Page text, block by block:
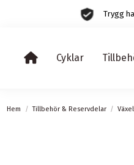
Trygg
Cyklar
Hem Tillbehör & Reservdelar